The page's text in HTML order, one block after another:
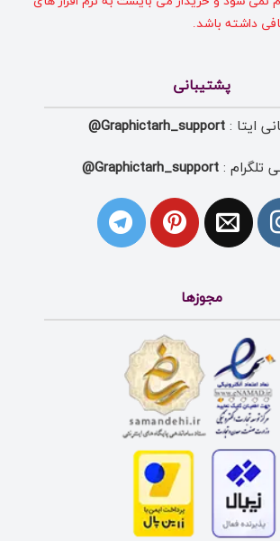
داشته باشد.
پشتیبانی
ایتا : Graphictarh_support@
تلگرام :Graphictarh_support@
مجوزها